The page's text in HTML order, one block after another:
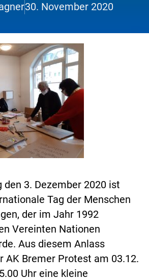
30. November 2020
den 3. Dezember 2020 ist
Tag der Menschen
der im Jahr 1992
Vereinten Nationen
Aus diesem Anlass
AK Bremer Protest am 03.12.
Uhr eine kleine